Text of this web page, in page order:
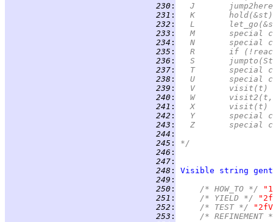
230 :
J
231 :
	K	hold(&st)
232 :
L
233 :
M
234 :
N
235 :
R	if
236 :
S
237 :
T
238 :
U
239 :
	V	visit(t)
240 :
W
241 :
X
242 :
Y
243 :
Z
244 :
245 :
*/
246 :
247 :
248 : Visible string
249 :
250 : /* HOW_TO */
251 : /* YIELD */
252 : /* TEST */
253 :
/*